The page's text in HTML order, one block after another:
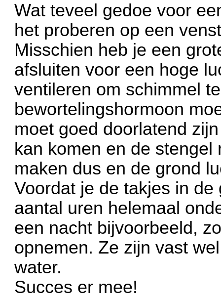
Wat teveel gedoe voor
het proberen op een
Misschien heb je een
afsluiten voor een hoge
ventileren om schimmel
bewortelingshormoon
moet goed doorlatend
kan komen en de
maken dus en de grond
Voordat je de takjes in
aantal uren helemaal
een nacht bijvoorbeeld,
opnemen. Ze zijn vast
water.
Succes er mee!